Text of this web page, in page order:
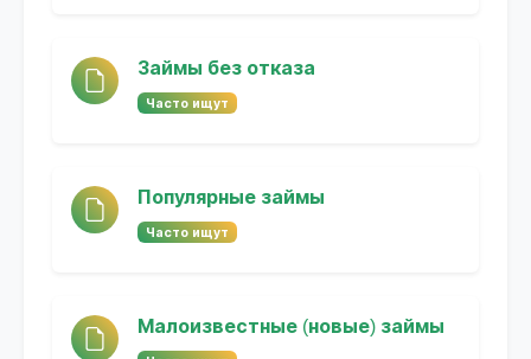
Займы без отказа
Часто ищут
Популярные займы
Часто ищут
Малоизвестные (новые) займы